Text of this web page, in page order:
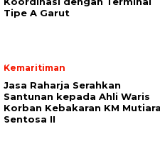
Tipe A Garut
Kemaritiman
Jasa Raharja Serahkan
Santunan kepada Ahli Waris
Korban Kebakaran KM Mutiara
Sentosa II